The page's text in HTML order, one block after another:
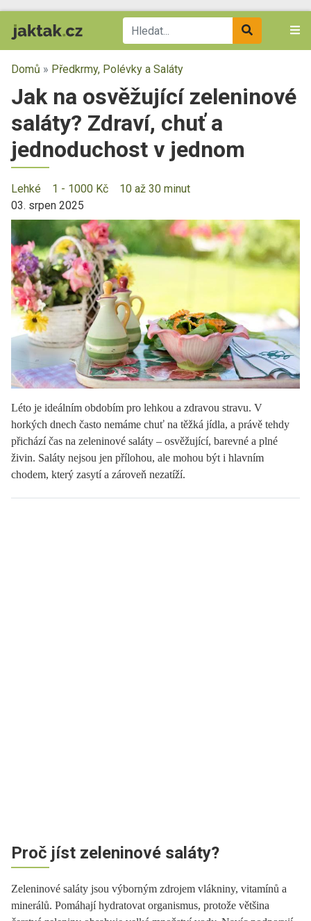
Domů » Předkrmy, Polévky a Saláty
Jak na osvěžující zeleninové
saláty? Zdraví, chuť a
jednoduchost v jednom
Lehké 1 - 1000 Kč
10 až 30 minut
03. srpen 2025
Léto je ideálním obdobím pro lehkou a zdravou stravu. V
horkých dnech často nemáme chuť na těžká jídla, a právě tehdy
přichází čas na zeleninové saláty – osvěžující, barevné a plné
živin. Saláty nejsou jen přílohou, ale mohou být i hlavním
chodem, který zasytí a zároveň nezatíží.
Proč jíst zeleninové saláty?
Zeleninové saláty jsou výborným zdrojem vlákniny, vitamínů a
minerálů. Pomáhají hydratovat organismus, protože většina